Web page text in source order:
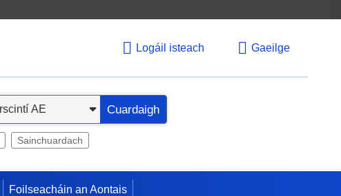
Logáil isteach Gaeilge
Cuardaigh
Sainchuardach
Foilseacháin an Aontais